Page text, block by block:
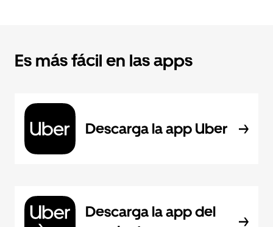
Es más fácil en las apps
Descarga la app Uber
Descarga la app del